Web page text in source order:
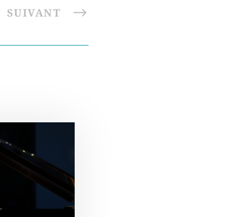
SUIVANT